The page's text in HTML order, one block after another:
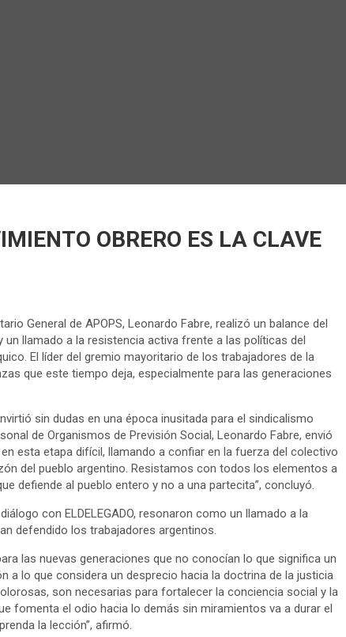
OBRERO ES LA CLAVE
General de APOPS, Leonardo Fabre, realizó un balance del
llamado a la resistencia activa frente a las políticas del
El líder del gremio mayoritario de los trabajadores de la
que este tiempo deja, especialmente para las generaciones
sin dudas en una época inusitada para el sindicalismo
de Organismos de Previsión Social, Leonardo Fabre, envió
esta etapa difícil, llamando a confiar en la fuerza del colectivo
del pueblo argentino. Resistamos con todos los elementos a
defiende al pueblo entero y no a una partecita”, concluyó.
con ELDELEGADO, resonaron como un llamado a la
defendido los trabajadores argentinos.
las nuevas generaciones que no conocían lo que significa un
a lo que considera un desprecio hacia la doctrina de la justicia
son necesarias para fortalecer la conciencia social y la
fomenta el odio hacia lo demás sin miramientos va a durar el
la lección”, afirmó.